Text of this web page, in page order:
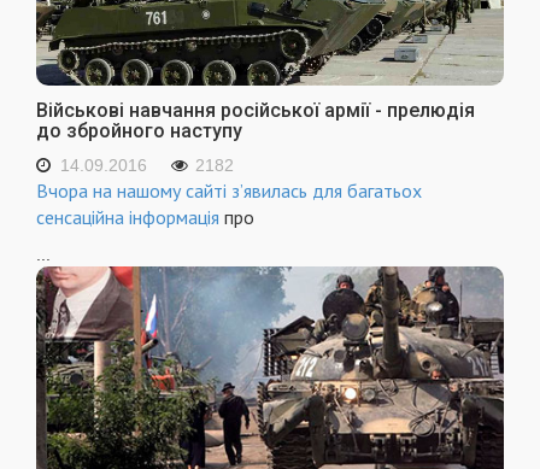
Військові навчання російської армії - прелюдія
до збройного наступу
14.09.2016 2182
Вчора на нашому сайті з’явилась для багатьох
сенсаційна інформація про